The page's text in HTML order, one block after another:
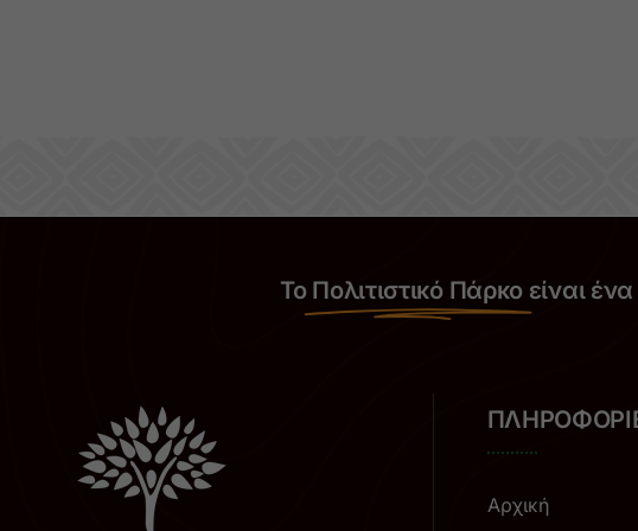
Το Πολιτιστικό Πάρκο είναι
Αρχική